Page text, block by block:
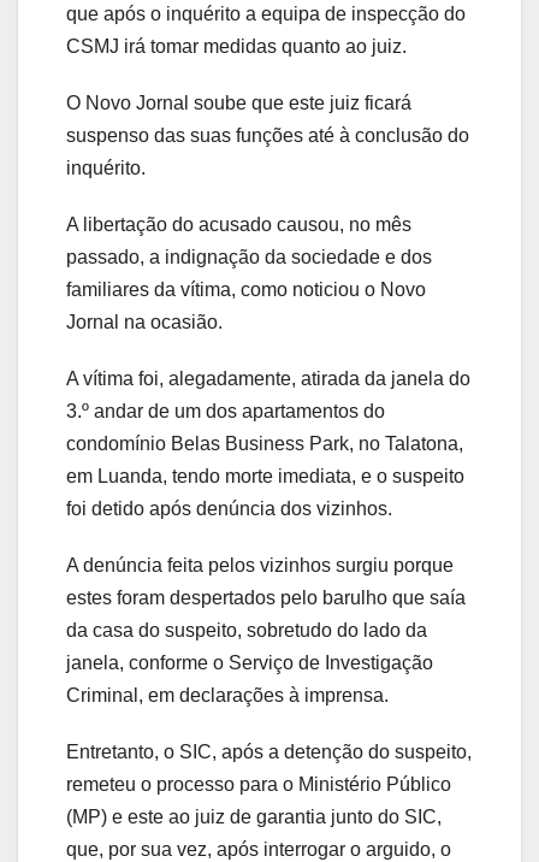
que após o inquérito a equipa de inspecção do
CSMJ irá tomar medidas quanto ao juiz.
O Novo Jornal soube que este juiz ficará
suspenso das suas funções até à conclusão do
inquérito.
A libertação do acusado causou, no mês
passado, a indignação da sociedade e dos
familiares da vítima, como noticiou o Novo
Jornal na ocasião.
A vítima foi, alegadamente, atirada da janela do
3.º andar de um dos apartamentos do
condomínio Belas Business Park, no Talatona,
em Luanda, tendo morte imediata, e o suspeito
foi detido após denúncia dos vizinhos.
A denúncia feita pelos vizinhos surgiu porque
estes foram despertados pelo barulho que saía
da casa do suspeito, sobretudo do lado da
janela, conforme o Serviço de Investigação
Criminal, em declarações à imprensa.
Entretanto, o SIC, após a detenção do suspeito,
remeteu o processo para o Ministério Público
(MP) e este ao juiz de garantia junto do SIC,
que, por sua vez, após interrogar o arguido, o